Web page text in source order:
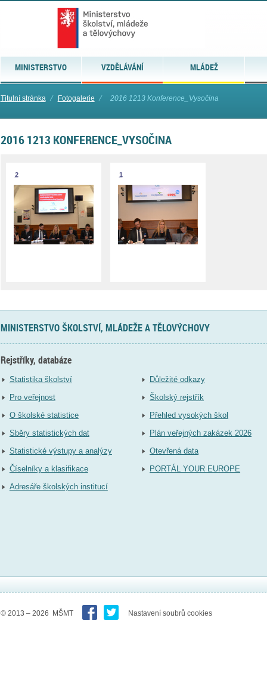
MINISTERSTVO VZDĚLÁVÁNÍ MLÁDEŽ
Titulní stránka ⁄ Fotogalerie ⁄ 2016 1213 Konference_Vysočina
2016 1213 KONFERENCE_VYSOČINA
2 1
MINISTERSTVO ŠKOLSTVÍ, MLÁDEŽE A TĚLOVÝCHOVY
Rejstříky, databáze
Statistika školství
Pro veřejnost
O školské statistice
Sběry statistických dat
Statistické výstupy a analýzy
Číselníky a klasifikace
Adresáře školských institucí
Důležité odkazy
Školský rejstřík
Přehled vysokých škol
Plán veřejných zakázek 2026
Otevřená data
PORTÁL YOUR EUROPE
© 2013 – 2026 MŠMT Nastavení soubrů cookies